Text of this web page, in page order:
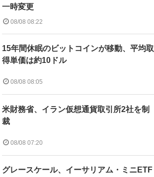
一時変更
08/08 08:22
15年間休眠のビットコインが移動、平均取
得単価は約10ドル
08/08 08:05
米財務省、イラン仮想通貨取引所2社を制
裁
08/08 07:20
グレースケール、イーサリアム・ミニETF